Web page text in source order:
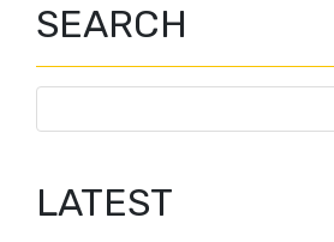
SEARCH
LATEST